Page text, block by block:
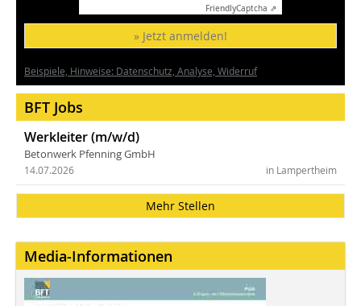
FriendlyCaptcha ⇗
» Jetzt anmelden!
Beispiele, Hinweise: Datenschutz, Analyse, Widerruf
BFT Jobs
Werkleiter (m/w/d)
Betonwerk Pfenning GmbH
in Lampertheim
14.07.2026
Mehr Stellen
Media-Informationen